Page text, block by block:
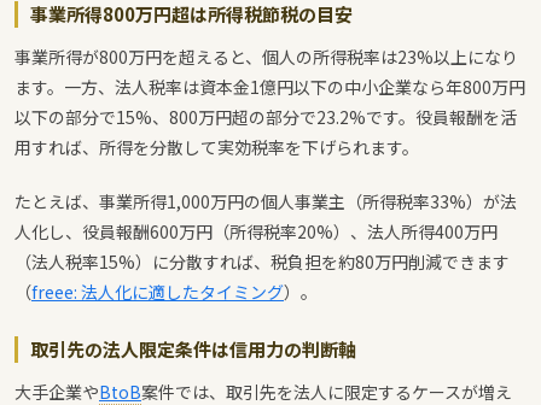
事業所得800万円超は所得税節税の目安
事業所得が800万円を超えると、個人の所得税率は23%以上になり
ます。一方、法人税率は資本金1億円以下の中小企業なら年800万円
以下の部分で15%、800万円超の部分で23.2%です。役員報酬を活
用すれば、所得を分散して実効税率を下げられます。
たとえば、事業所得1,000万円の個人事業主（所得税率33%）が法
人化し、役員報酬600万円（所得税率20%）、法人所得400万円
（法人税率15%）に分散すれば、税負担を約80万円削減できます
（freee: 法人化に適したタイミング）。
取引先の法人限定条件は信用力の判断軸
大手企業やBtoB案件では、取引先を法人に限定するケースが増え